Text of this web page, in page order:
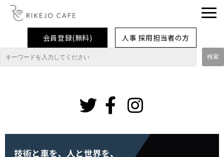
会員登録(無料) 人事 採用担当者の方
イベント